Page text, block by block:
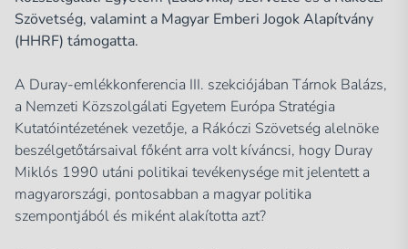
Szövetség, valamint a Magyar Emberi Jogok Alapítvány
(HHRF) támogatta.
A Duray-emlékkonferencia III. szekciójában Tárnok Balázs,
a Nemzeti Közszolgálati Egyetem Európa Stratégia
Kutatóintézetének vezetője, a Rákóczi Szövetség alelnöke
beszélgetőtársaival főként arra volt kíváncsi, hogy Duray
Miklós 1990 utáni politikai tevékenysége mit jelentett a
magyarországi, pontosabban a magyar politika
szempontjából és miként alakította azt?